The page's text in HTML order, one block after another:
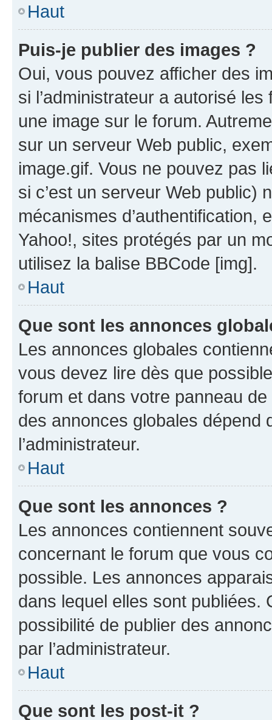
Haut
Puis-je publier des images ?
Oui, vous pouvez afficher des
si l’administrateur a autorisé
une image sur le forum.
sur un serveur Web public,
image.gif. Vous ne pouvez pas
si c’est un serveur Web public)
mécanismes d’authentification,
Yahoo!, sites protégés par un
utilisez la balise BBCode [img].
Haut
Que sont les annonces
Les annonces globales
vous devez lire dès que
forum et dans votre panneau
des annonces globales dépend
l’administrateur.
Haut
Que sont les annonces ?
Les annonces contiennent
concernant le forum que vous
possible. Les annonces
dans lequel elles sont publiées.
possibilité de publier des
par l’administrateur.
Haut
Que sont les post-it ?